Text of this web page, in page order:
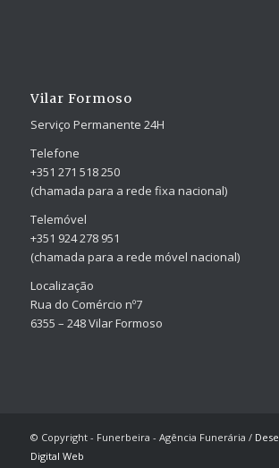
Vilar Formoso
Serviço Permanente 24H
Telefone
+351 271 518 250
(chamada para a rede fixa nacional)
Telemóvel
+351 924 278 951
(chamada para a rede móvel nacional)
Localização
Rua do Comércio nº7
6355 – 248 Vilar Formoso
© Copyright - Funerbeira - Agência Funerária /
Digital Web